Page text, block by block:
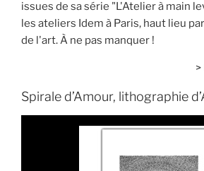
issues de sa série "L'Atelier à main
les ateliers Idem à Paris, haut lieu
de l'art. À ne pas manquer !
>
Spirale d’Amour, lithographie